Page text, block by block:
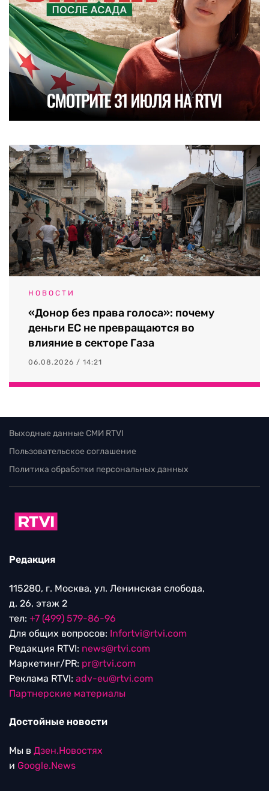
НОВОСТИ
«Донор без права голоса»: почему
деньги ЕС не превращаются во
влияние в секторе Газа
06.08.2026 / 14:21
Выходные данные СМИ RTVI
Пользовательское соглашение
Политика обработки персональных данных
Редакция
115280, г. Москва, ул. Ленинская слобода,
д. 26, этаж 2
тел: +7 (499) 579-86-96
Для общих вопросов: Infortvi@rtvi.com
Редакция RTVI: news@rtvi.com
Маркетинг/PR: pr@rtvi.com
Реклама RTVI: adv-eu@rtvi.com
Партнерские материалы
Достойные новости
Мы в Дзен.Новостях
и Google.News